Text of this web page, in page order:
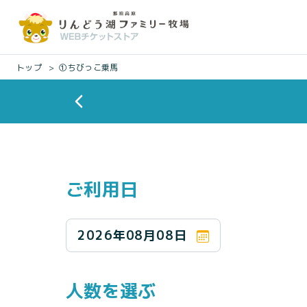
トップ ①ちびっこ乗馬
ご利用日
2026年08月08日
人数を選ぶ